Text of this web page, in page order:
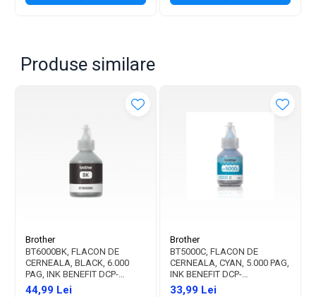
Produse similare
Brother
BT6000BK, FLACON DE
CERNEALA, BLACK, 6.000
PAG, INK BENEFIT DCP-
T300/T500W/T700W
44,99 Lei
Brother
BT5000C, FLACON DE
CERNEALA, CYAN, 5.000 PAG,
INK BENEFIT DCP-
T300/T500W/T700W
33,99 Lei